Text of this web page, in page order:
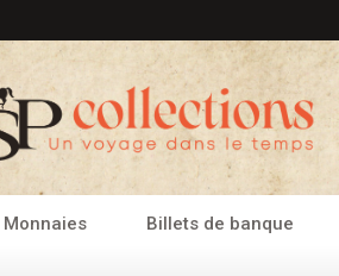
Monnaies Billets de banque